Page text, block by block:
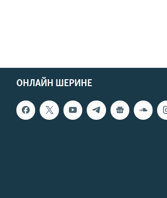
ОНЛАЙН ШЕРИНЕ